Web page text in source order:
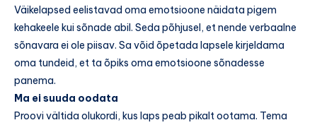
Väikelapsed eelistavad oma emotsioone näidata pigem
kehakeele kui sõnade abil. Seda põhjusel, et nende verbaalne
sõnavara ei ole piisav. Sa võid õpetada lapsele kirjeldama
oma tundeid, et ta õpiks oma emotsioone sõnadesse
panema.
Ma ei suuda oodata
Proovi vältida olukordi, kus laps peab pikalt ootama. Tema